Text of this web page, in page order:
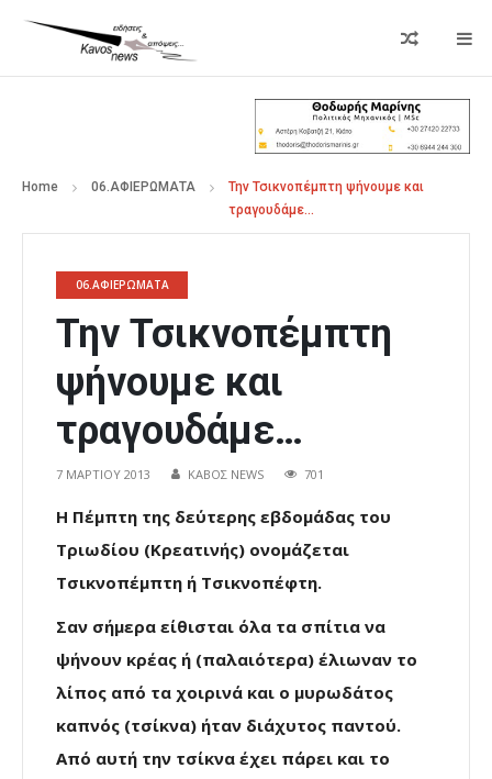
Home 06.ΑΦΙΕΡΩΜΑΤΑ
Την Τσικνοπέμπτη ψήνουμε και
τραγουδάμε…
06.ΑΦΙΕΡΩΜΑΤΑ
Την Τσικνοπέμπτη
ψήνουμε και
τραγουδάμε…
7 ΜΑΡΤΊΟΥ 2013 ΚΑΒΟΣ NEWS 701
Η Πέμπτη της δεύτερης εβδομάδας του
Τριωδίου (Κρεατινής) ονομάζεται
Τσικνοπέμπτη ή Τσικνοπέφτη.
Σαν σήμερα είθισται όλα τα σπίτια να
ψήνουν κρέας ή (παλαιότερα) έλιωναν το
λίπος από τα χοιρινά και ο μυρωδάτος
καπνός (τσίκνα) ήταν διάχυτος παντού.
Από αυτή την τσίκνα έχει πάρει και το